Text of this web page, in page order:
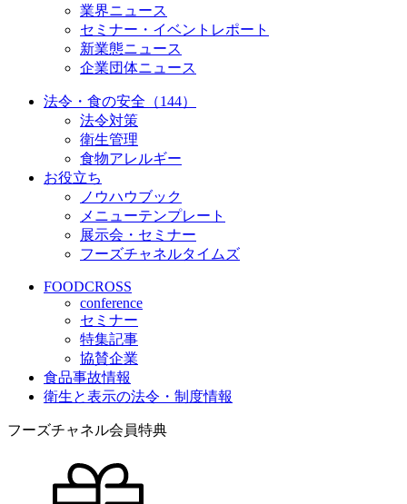
業界ニュース
セミナー・イベントレポート
新業態ニュース
企業団体ニュース
法令・食の安全（144）
法令対策
衛生管理
食物アレルギー
お役立ち
ノウハウブック
メニューテンプレート
展示会・セミナー
フーズチャネルタイムズ
FOODCROSS
conference
セミナー
特集記事
協賛企業
食品事故情報
衛生と表示の法令・制度情報
フーズチャネル会員特典